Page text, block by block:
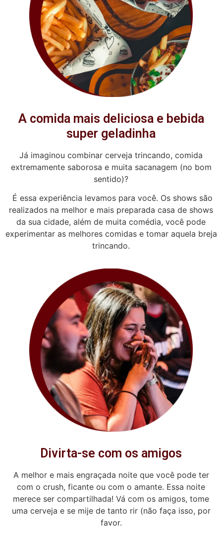
A comida mais deliciosa e bebida
super geladinha
Já imaginou combinar cerveja trincando, comida
extremamente saborosa e muita sacanagem (no bom
sentido)?
É essa experiência levamos para você. Os shows são
realizados na melhor e mais preparada casa de shows
da sua cidade, além de muita comédia, você pode
experimentar as melhores comidas e tomar aquela breja
trincando.
Divirta-se com os amigos
A melhor e mais engraçada noite que você pode ter
com o crush, ficante ou com o amante. Essa noite
merece ser compartilhada! Vá com os amigos, tome
uma cerveja e se mije de tanto rir (não faça isso, por
favor.